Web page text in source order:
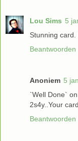
Lou Sims 5
Stunning
Beantwoorden
Anoniem 5
`Well Done`
2s4y..Your
Beantwoorden